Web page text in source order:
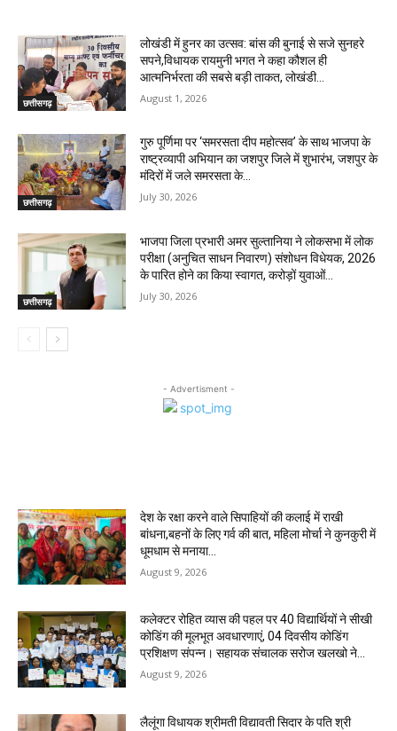
छत्तीसगढ़
लोखंडी में हुनर का उत्सव: बांस की बुनाई से सजे सुनहरे
सपने,विधायक रायमुनी भगत ने कहा कौशल ही
आत्मनिर्भरता की सबसे बड़ी ताकत, लोखंडी...
August 1, 2026
छत्तीसगढ़
गुरु पूर्णिमा पर ‘समरसता दीप महोत्सव’ के साथ भाजपा के
राष्ट्रव्यापी अभियान का जशपुर जिले में शुभारंभ, जशपुर के
मंदिरों में जले समरसता के...
July 30, 2026
छत्तीसगढ़
भाजपा जिला प्रभारी अमर सुल्तानिया ने लोकसभा में लोक
परीक्षा (अनुचित साधन निवारण) संशोधन विधेयक, 2026
के पारित होने का किया स्वागत, करोड़ों युवाओं...
July 30, 2026
- Advertisment -
देश के रक्षा करने वाले सिपाहियों की कलाई में राखी
बांधना,बहनों के लिए गर्व की बात, महिला मोर्चा ने कुनकुरी में
धूमधाम से मनाया...
August 9, 2026
कलेक्टर रोहित व्यास की पहल पर 40 विद्यार्थियों ने सीखी
कोडिंग की मूलभूत अवधारणाएं, 04 दिवसीय कोडिंग
प्रशिक्षण संपन्न। ‌सहायक संचालक सरोज खलखो ने...
August 9, 2026
लैलूंगा विधायक श्रीमती विद्यावती सिदार के पति श्री